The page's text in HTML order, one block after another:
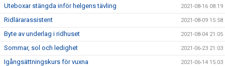
Uteboxar stängda inför helgens tävling 2021-08-16 08:19
Ridlärarassistent 2021-08-09 15:58
Byte av underlag i ridhuset 2021-08-04 21:05
Sommar, sol och ledighet 2021-06-23 21:03
Igångsättningskurs för vuxna 2021-06-14 15:03